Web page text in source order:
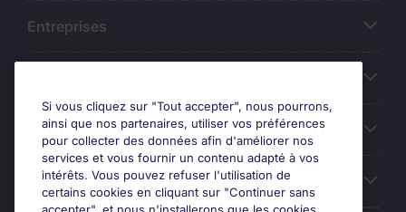
Entreprises
Les avis Google
Nos offres d'emploi
Si vous cliquez sur "Tout accepter", nous pourrons,
ainsi que nos partenaires, utiliser vos préférences
pour collecter des données afin d'améliorer nos
services et vous fournir un contenu adapté à vos
intérêts. Vous pouvez refuser l'utilisation de
certains cookies en cliquant sur "Continuer sans